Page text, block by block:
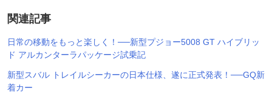
関連記事
日常の移動をもっと楽しく！──新型プジョー5008 GT ハイブリッ
ド アルカンターラパッケージ試乗記
新型スバル トレイルシーカーの日本仕様、遂に正式発表！──GQ新
着カー